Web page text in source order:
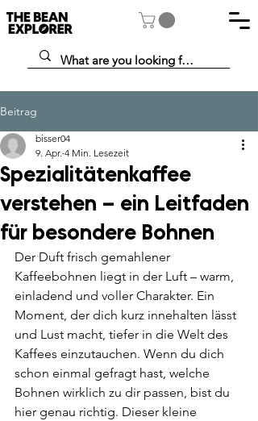
Beitrag
Spezialitätenkaffee
verstehen – ein Leitfaden
für besondere Bohnen
bisser04
9. Apr. 4 Min. Lesezeit
Der Duft frisch gemahlener
Kaffeebohnen liegt in der Luft – warm,
einladend und voller Charakter. Ein
Moment, der dich kurz innehalten lässt
und Lust macht, tiefer in die Welt des
Kaffees einzutauchen. Wenn du dich
schon einmal gefragt hast, welche
Bohnen wirklich zu dir passen, bist du
hier genau richtig. Dieser kleine